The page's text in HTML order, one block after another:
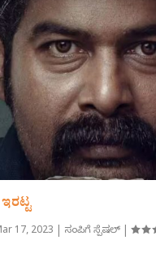
17, 2023 ಸಂಪಿಗೆ ಸ್ಪೆಷಲ್ |